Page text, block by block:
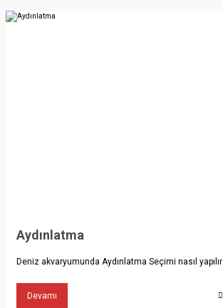
Aydınlatma
Deniz akvaryumunda Aydınlatma Seçimi nasıl yapılır
Devamı